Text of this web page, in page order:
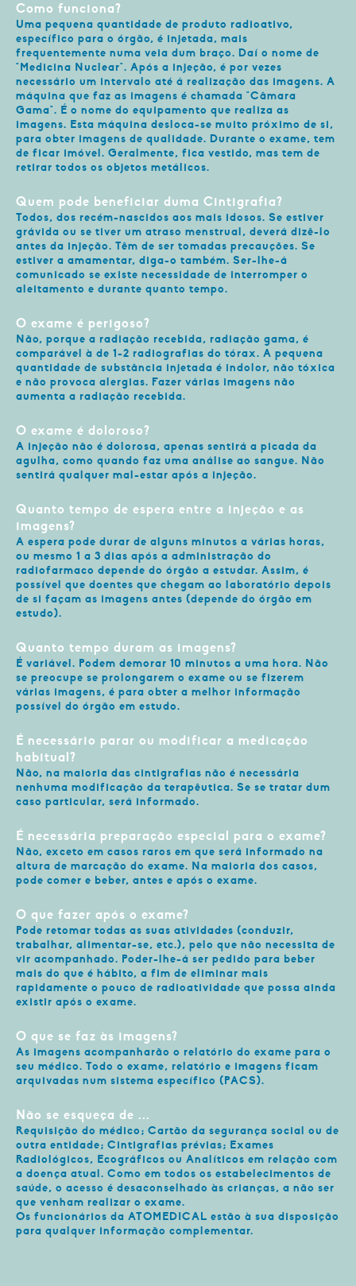
Como funciona?
Uma pequena quantidade de produto radioativo,
específico para o órgão, é injetada, mais
frequentemente numa veia dum braço. Daí o nome de
"Medicina Nuclear". Após a injeção, é por vezes
necessário um intervalo até á realização das imagens. A
máquina que faz as imagens é chamada "Câmara
Gama". É o nome do equipamento que realiza as
imagens. Esta máquina desloca-se muito próximo de si,
para obter imagens de qualidade. Durante o exame, tem
de ficar imóvel. Geralmente, fica vestido, mas tem de
retirar todos os objetos metálicos.
Quem pode beneficiar duma Cintigrafia?
Todos, dos recém-nascidos aos mais idosos. Se estiver
grávida ou se tiver um atraso menstrual, deverá dizê-lo
antes da injeção. Têm de ser tomadas precauções. Se
estiver a amamentar, diga-o também. Ser-lhe-á
comunicado se existe necessidade de interromper o
aleitamento e durante quanto tempo.
O exame é perigoso?
Não, porque a radiação recebida, radiação gama, é
comparável à de 1-2 radiografias do tórax. A pequena
quantidade de substância injetada é indolor, não tóxica
e não provoca alergias. Fazer várias imagens não
aumenta a radiação recebida.
O exame é doloroso?
A injeção não é dolorosa, apenas sentirá a picada da
agulha, como quando faz uma análise ao sangue. Não
sentirá qualquer mal-estar após a injeção.
Quanto tempo de espera entre a injeção e as
imagens?
A espera pode durar de alguns minutos a várias horas,
ou mesmo 1 a 3 dias após a administração do
radiofarmaco depende do órgão a estudar. Assim, é
possível que doentes que chegam ao laboratório depois
de si façam as imagens antes (depende do órgão em
estudo).
Quanto tempo duram as imagens?
É variável. Podem demorar 10 minutos a uma hora. Não
se preocupe se prolongarem o exame ou se fizerem
várias imagens, é para obter a melhor informação
possível do órgão em estudo.
É necessário parar ou modificar a medicação
habitual?
Não, na maioria das cintigrafias não é necessária
nenhuma modificação da terapêutica. Se se tratar dum
caso particular, será informado.
É necessária preparação especial para o exame?
Não, exceto em casos raros em que será informado na
altura de marcação do exame. Na maioria dos casos,
pode comer e beber, antes e após o exame.
O que fazer após o exame?
Pode retomar todas as suas atividades (conduzir,
trabalhar, alimentar-se, etc.), pelo que não necessita de
vir acompanhado. Poder-lhe-á ser pedido para beber
mais do que é hábito, a fim de eliminar mais
rapidamente o pouco de radioatividade que possa ainda
existir após o exame.
O que se faz às imagens?
As imagens acompanharão o relatório do exame para o
seu médico. Todo o exame, relatório e imagens ficam
arquivadas num sistema específico (PACS).
Não se esqueça de ...
Requisição do médico; Cartão da segurança social ou de
outra entidade; Cintigrafias prévias; Exames
Radiológicos, Ecográficos ou Analíticos em relação com
a doença atual. Como em todos os estabelecimentos de
saúde, o acesso é desaconselhado às crianças, a não ser
que venham realizar o exame.
Os funcionários da ATOMEDICAL estão à sua disposição
para qualquer informação complementar.